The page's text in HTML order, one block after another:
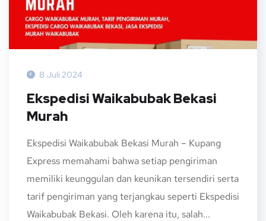
8 Juli 2024
Ekspedisi Waikabubak Bekasi
Murah
Ekspedisi Waikabubak Bekasi Murah – Kupang
Express memahami bahwa setiap pengiriman
memiliki keunggulan dan keunikan tersendiri serta
tarif pengiriman yang terjangkau seperti Ekspedisi
Waikabubak Bekasi. Oleh karena itu, salah...